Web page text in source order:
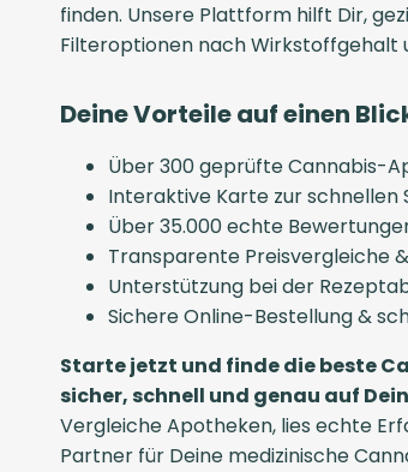
finden. Unsere Plattform hilft Dir,
Filteroptionen nach Wirkstoffgehalt
Deine Vorteile auf einen
Über 300 geprüfte Cannabis-
Interaktive Karte zur schnellen
Über 35.000 echte
Transparente Preisvergleiche
Unterstützung bei der
Sichere Online-Bestellung &
Starte jetzt und finde die beste
sicher, schnell und genau auf
Vergleiche Apotheken, lies echte
Partner für Deine medizinische